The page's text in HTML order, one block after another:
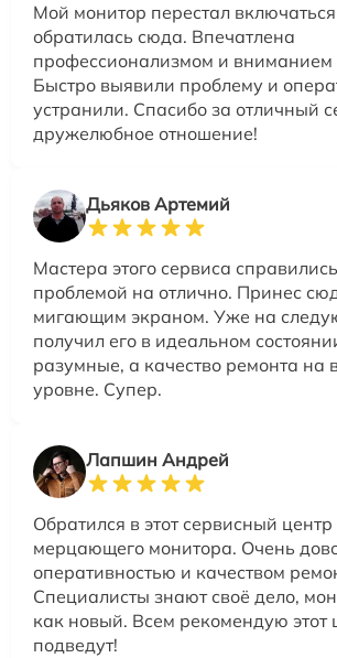
Мой монитор перестал
обратилась сюда. Впечатлена
профессионализмом и вниманием
Быстро выявили проблему и
устранили. Спасибо за отличный
дружелюбное отношение!
Дьяков Артемий
Мастера этого сервиса
проблемой на отлично. Принес
мигающим экраном. Уже на
получил его в идеальном
разумные, а качество ремонта на
уровне. Супер.
Лапшин Андрей
Обратился в этот сервисный
мерцающего монитора. Очень
оперативностью и качеством
Специалисты знают своё дело,
как новый. Всем рекомендую этот
подведут!